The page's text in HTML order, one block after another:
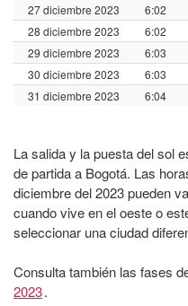
27 diciembre 2023
6:02
28 diciembre 2023
6:02
29 diciembre 2023
6:03
30 diciembre 2023
6:03
31 diciembre 2023
6:04
La salida y la puesta del sol
de partida a Bogotá. Las
diciembre del 2023 pueden
cuando vive en el oeste o
seleccionar una ciudad
Consulta también las fases
2023.